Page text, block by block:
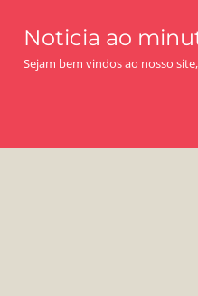
content
Noticia ao
Sejam bem vindos ao nosso